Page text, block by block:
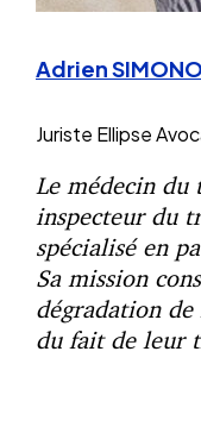
Adrien
Juriste Ellipse
Le médecin du
inspecteur du
spécialisé en
Sa mission
dégradation de
du fait de leur